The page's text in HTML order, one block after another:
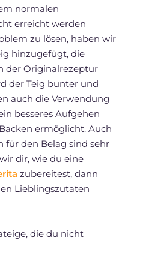
normalen
erreicht werden
zu lösen, haben wir
hinzugefügt, die
der Originalrezeptur
der Teig bunter und
auch die Verwendung
besseres Aufgehen
ermöglicht. Auch
den Belag sind sehr
dir, wie du eine
zubereitest, dann
Lieblingszutaten
die du nicht